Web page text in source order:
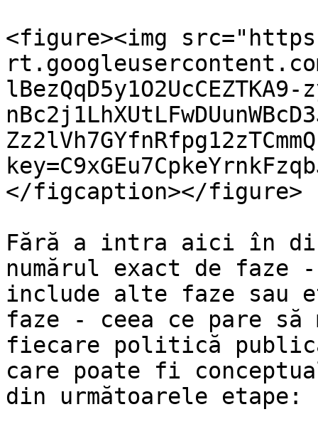
<figure><img
lBezQqD5y1O2UcCEZTKA9-
</figcaption></figure>
Fără a intra aici în
numărul exact de
include alte faze sau
faze - ceea ce pare
fiecare politică
care poate fi
din următoarele etape: